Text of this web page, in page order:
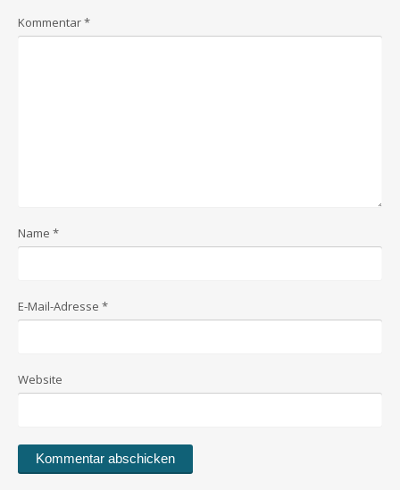
Kommentar*
Name *
E-Mail-Adresse *
Website